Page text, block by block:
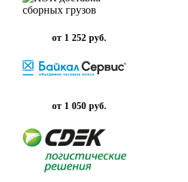
от 1 252 руб.
от 1 050 руб.